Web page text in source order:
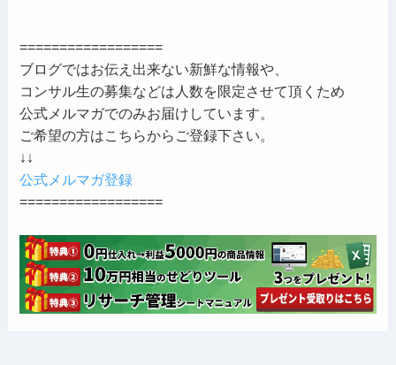
==================
ブログではお伝え出来ない新鮮な情報や、
コンサル生の募集などは人数を限定させて頂くため
公式メルマガでのみお届けしています。
ご希望の方はこちらからご登録下さい。
↓↓
公式メルマガ登録
==================